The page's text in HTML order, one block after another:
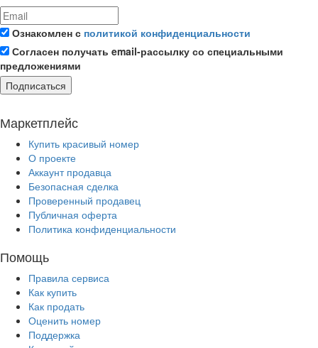
Ознакомлен с политикой конфиденциальности
Согласен получать email-рассылку со специальными
предложениями
Подписаться
Маркетплейс
Купить красивый номер
О проекте
Аккаунт продавца
Безопасная сделка
Проверенный продавец
Публичная оферта
Политика конфиденциальности
Помощь
Правила сервиса
Как купить
Как продать
Оценить номер
Поддержка